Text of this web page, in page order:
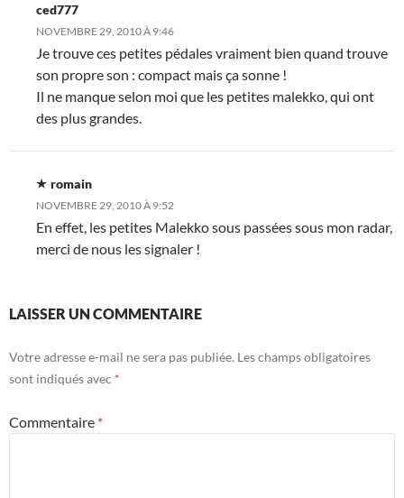
ced777
NOVEMBRE 29, 2010 À 9:46
Je trouve ces petites pédales vraiment bien quand trouve
son propre son : compact mais ça sonne !
Il ne manque selon moi que les petites malekko, qui ont
des plus grandes.
romain
NOVEMBRE 29, 2010 À 9:52
En effet, les petites Malekko sous passées sous mon radar,
merci de nous les signaler !
LAISSER UN COMMENTAIRE
Votre adresse e-mail ne sera pas publiée. Les champs obligatoires
sont indiqués avec *
Commentaire *